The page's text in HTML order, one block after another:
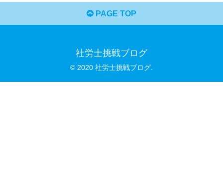
PAGE TOP
社労士挑戦ブログ
© 2020 社労士挑戦ブログ.